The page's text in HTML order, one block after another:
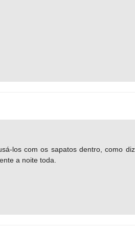
los com os sapatos dentro, como
a noite toda.